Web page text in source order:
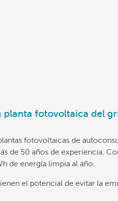
planta fotovoltaica del
fotovoltaicas de
de 50 años de experiencia.
de energía limpia al año.
el potencial de evitar la